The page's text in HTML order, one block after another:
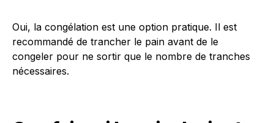
Oui, la congélation est une option pratique. Il est
recommandé de trancher le pain avant de le
congeler pour ne sortir que le nombre de tranches
nécessaires.